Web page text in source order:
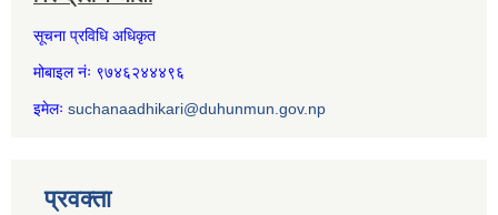
सूचना प्रविधि अधिकृत
मोबाइल नंः ९७४६२४४४९६
इमेलः suchanaadhikari@duhunmun.gov.np
प्रवक्ता